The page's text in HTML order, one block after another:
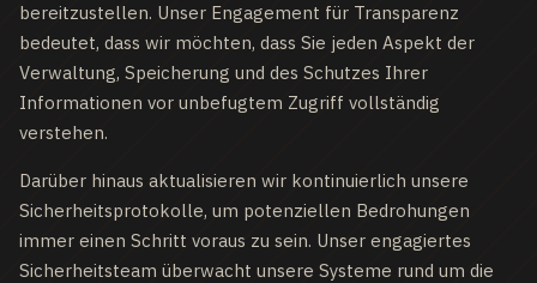
bereitzustellen. Unser Engagement für Transparenz
bedeutet, dass wir möchten, dass Sie jeden Aspekt der
Verwaltung, Speicherung und des Schutzes Ihrer
Informationen vor unbefugtem Zugriff vollständig
verstehen.
Darüber hinaus aktualisieren wir kontinuierlich unsere
Sicherheitsprotokolle, um potenziellen Bedrohungen
immer einen Schritt voraus zu sein. Unser engagiertes
Sicherheitsteam überwacht unsere Systeme rund um die